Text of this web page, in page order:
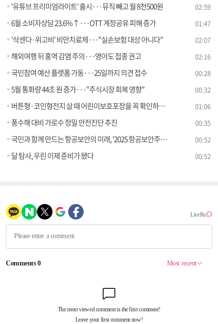
'유튜브 프리미엄라이트' 출시···뮤직 빼고 월 8천500원 02:59
6월 소비자상담 23.6%↑···OTT 계정공유 피해 증가 01:47
'삭센다·위고비' 비만치료제···"실손보험 대상 아니다" 02:07
해외여행 뒤 홍역 감염 주의···영아도 접종 권고 02:16
국민참여 예산 플랫폼 가동···25일까지 의견 접수 00:28
5월 통화량 44조 원 증가···"주식시장 회복 영향" 00:32
버튼형·코인형전지 살 때 어린이보호포장을 꼭 확인하세요! 01:06
풍수해 대비 가로수 정밀 안전진단 추진 00:35
국민과 함께 만드는 항공보안의 미래, '2025 항공보안주간' 개최 00:52
달 탐사, 우린 이제 준비가 됐다 00:52